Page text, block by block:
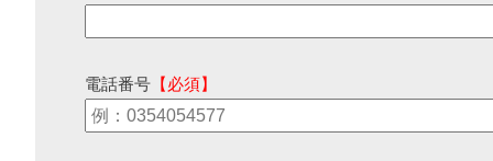
電話番号 【必須】